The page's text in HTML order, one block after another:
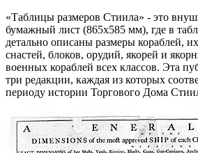
«Таблицы размеров Стиила» - это
бумажный лист (865x585 мм), где в
детально описаны размеры кораблей,
снастей, блоков, орудий, якорей и
военных кораблей всех классов. Эта
три редакции, каждая из которых
периоду истории Торгового Дома